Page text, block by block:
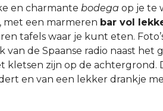
en charmante bodega op je te
met een marmeren bar vol
tafels waar je kunt eten.
de Spaanse radio naast het
kletsen zijn op de achtergrond.
en van een lekker drankje